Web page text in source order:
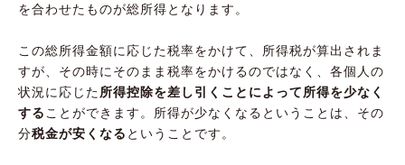
を合わせたものが総所得となります。
この総所得金額に応じた税率をかけて、所得税が算出されま
すが、その時にそのまま税率をかけるのではなく、各個人の
状況に応じた所得控除を差し引くことによって所得を少なく
する ことができます。所得が少なくなるということは、その
分税金が安くなる ということです。